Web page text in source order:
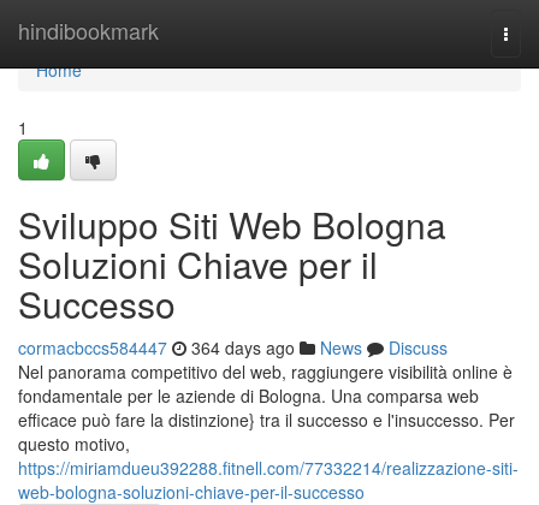
hindibookmark
Home
Home
1
Sviluppo Siti Web Bologna
Soluzioni Chiave per il
Successo
cormacbccs584447 364 days ago News
Discuss
Nel panorama competitivo del web, raggiungere visibilità online è
fondamentale per le aziende di Bologna. Una comparsa web
efficace può fare la distinzione} tra il successo e l'insuccesso. Per
questo motivo,
https://miriamdueu392288.fitnell.com/77332214/realizzazione-siti-
web-bologna-soluzioni-chiave-per-il-successo